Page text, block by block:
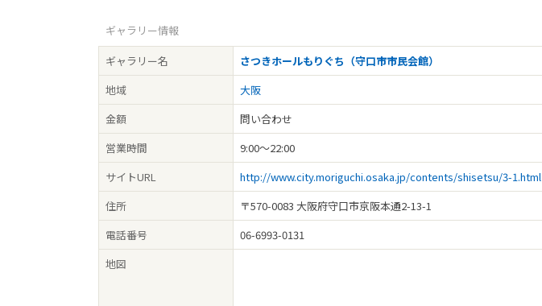
ギャラリー情報
ギャラリー名
さつきホールもりぐち（守口市市民会館）
地域
大阪
金額
問い合わせ
営業時間
9:00～22:00
サイトURL
http://www.city.moriguchi.osaka.jp/contents/shisetsu/3-1.html
住所
〒570-0083 大阪府守口市京阪本通2-13-1
電話番号
06-6993-0131
地図